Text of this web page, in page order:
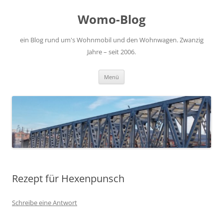
Womo-Blog
ein Blog rund um's Wohnmobil und den Wohnwagen. Zwanzig
Jahre – seit 2006.
Menü
Rezept für Hexenpunsch
Schreibe eine Antwort